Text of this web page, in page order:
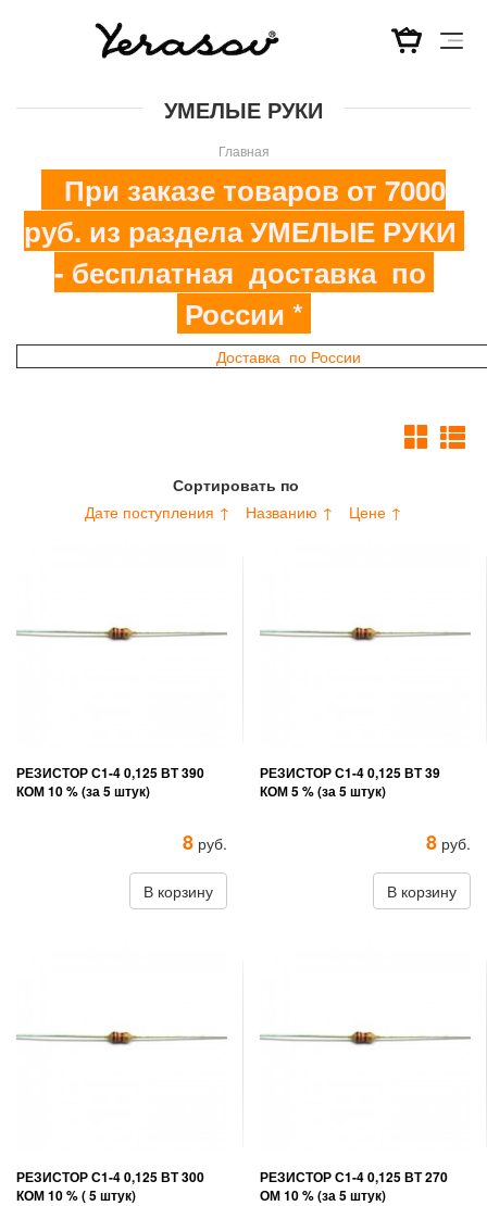
УМЕЛЫЕ РУКИ
Главная
При заказе товаров от 7000
руб. из раздела УМЕЛЫЕ РУКИ
- бесплатная доставка по
России *
Доставка по России
Сортировать по
Дате поступления ↑
Названию ↑ Цене ↑
РЕЗИСТОР С1-4 0,125 ВТ 390
КОМ 10 % (за 5 штук)
8 руб.
В корзину
РЕЗИСТОР С1-4 0,125 ВТ 39
КОМ 5 % (за 5 штук)
8 руб.
В корзину
РЕЗИСТОР С1-4 0,125 ВТ 300
КОМ 10 % ( 5 штук)
РЕЗИСТОР С1-4 0,125 ВТ 270
ОМ 10 % (за 5 штук)